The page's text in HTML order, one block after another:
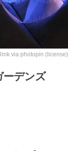
via photopin (license)
ーデンズ